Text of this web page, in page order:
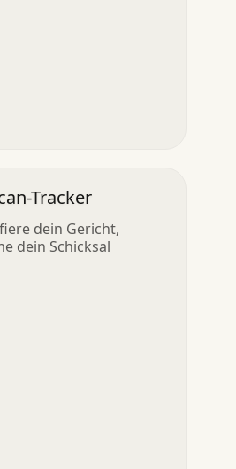
Tracker
dein Gericht,
dein Schicksal